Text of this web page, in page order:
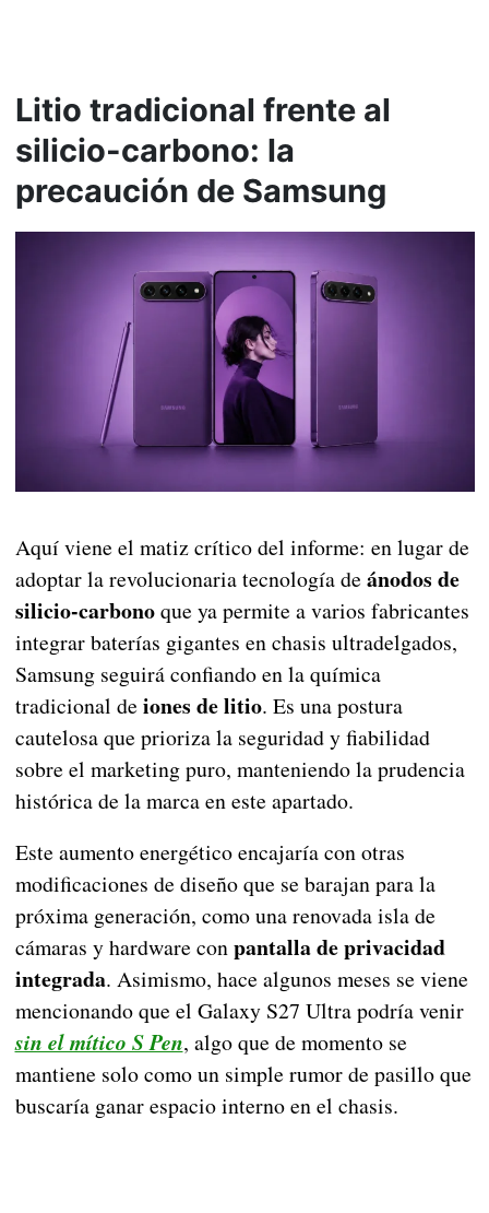
Litio tradicional frente al
silicio-carbono: la
precaución de Samsung
Aquí viene el matiz crítico del informe: en lugar de
adoptar la revolucionaria tecnología de ánodos de
silicio-carbonoque ya permite a varios fabricantes
integrar baterías gigantes en chasis ultradelgados,
Samsung seguirá confiando en la química
tradicional de iones de litio. Es una postura
cautelosa que prioriza la seguridad y fiabilidad
sobre el marketing puro, manteniendo la prudencia
histórica de la marca en este apartado.
Este aumento energético encajaría con otras
modificaciones de diseño que se barajan para la
próxima generación, como una renovada isla de
cámaras y hardware conpantalla de privacidad
integrada. Asimismo, hace algunos meses se viene
mencionando que el Galaxy S27 Ultra podría venir
sin el mítico S Pen, algo que de momento se
mantiene solo como un simple rumor de pasillo que
buscaría ganar espacio interno en el chasis.